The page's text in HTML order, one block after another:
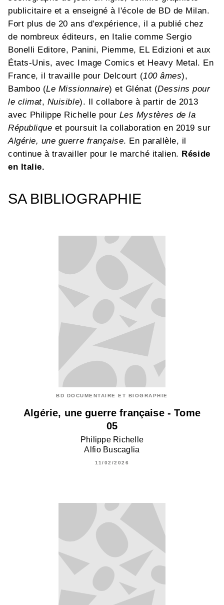
publicitaire et a enseigné à l'école de BD de Milan.
Fort plus de 20 ans d'expérience, il a publié chez
de nombreux éditeurs, en Italie comme Sergio
Bonelli Editore, Panini, Piemme, EL Edizioni et aux
États-Unis, avec Image Comics et Heavy Metal. En
France, il travaille pour Delcourt (100 âmes),
Bamboo (Le Missionnaire) et Glénat (Dessins pour
le climat, Nuisible). Il collabore à partir de 2013
avec Philippe Richelle pour Les Mystères de la
République et poursuit la collaboration en 2019 sur
Algérie, une guerre française. En parallèle, il
continue à travailler pour le marché italien. Réside
en Italie.
SA BIBLIOGRAPHIE
BD DOCUMENTAIRE ET BIOGRAPHIE
Algérie, une guerre française - Tome
05
Philippe Richelle
Alfio Buscaglia
11/02/2026